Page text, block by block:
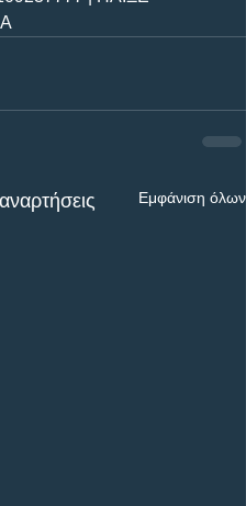
Εμφάνιση όλων